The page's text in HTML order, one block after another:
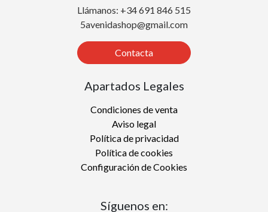
Llámanos: +34 691 846 515
5avenidashop@gmail.com
Contacta
Apartados Legales
Condiciones de venta
Aviso legal
Política de privacidad
Política de cookies
Configuración de Cookies
Síguenos en: